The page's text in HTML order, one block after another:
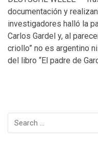
documentación y
investigadores halló la
Carlos Gardel y, al
criollo” no es argentino
del libro “El padre de
Search
for: